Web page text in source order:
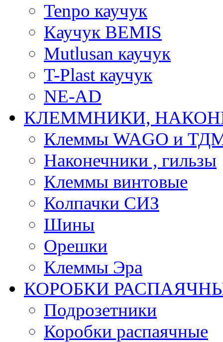
Tenpo каучук
Каучук BEMIS
Mutlusan каучук
T-Plast каучук
NE-AD
КЛЕММНИКИ,
Клеммы WAGO и
Наконечники , гильзы
Клеммы винтовые
Колпачки СИЗ
Шины
Орешки
Клеммы Эра
КОРОБКИ
Подрозетники
Коробки распаячные